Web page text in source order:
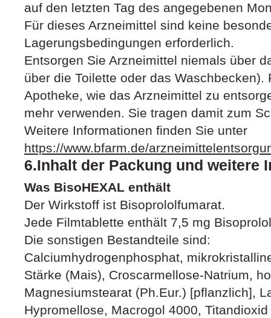
auf den letzten Tag des angegebenen
Für dieses Arzneimittel sind keine
Lagerungsbedingungen erforderlich.
Entsorgen Sie Arzneimittel niemals über
über die Toilette oder das Waschbecken).
Apotheke, wie das Arzneimittel zu
mehr verwenden. Sie tragen damit zum
Weitere Informationen finden Sie unter
https://www.bfarm.de/
6.Inhalt der Packung und weitere
Was BisoHEXAL enthält
Der Wirkstoff ist Bisoprololfumarat.
Jede Filmtablette enthält 7,5 mg
Die sonstigen Bestandteile sind:
Calciumhydrogenphosphat,
Stärke (Mais), Croscarmellose-Natrium,
Magnesiumstearat (Ph.Eur.) [pflanzlich],
Hypromellose, Macrogol 4000,